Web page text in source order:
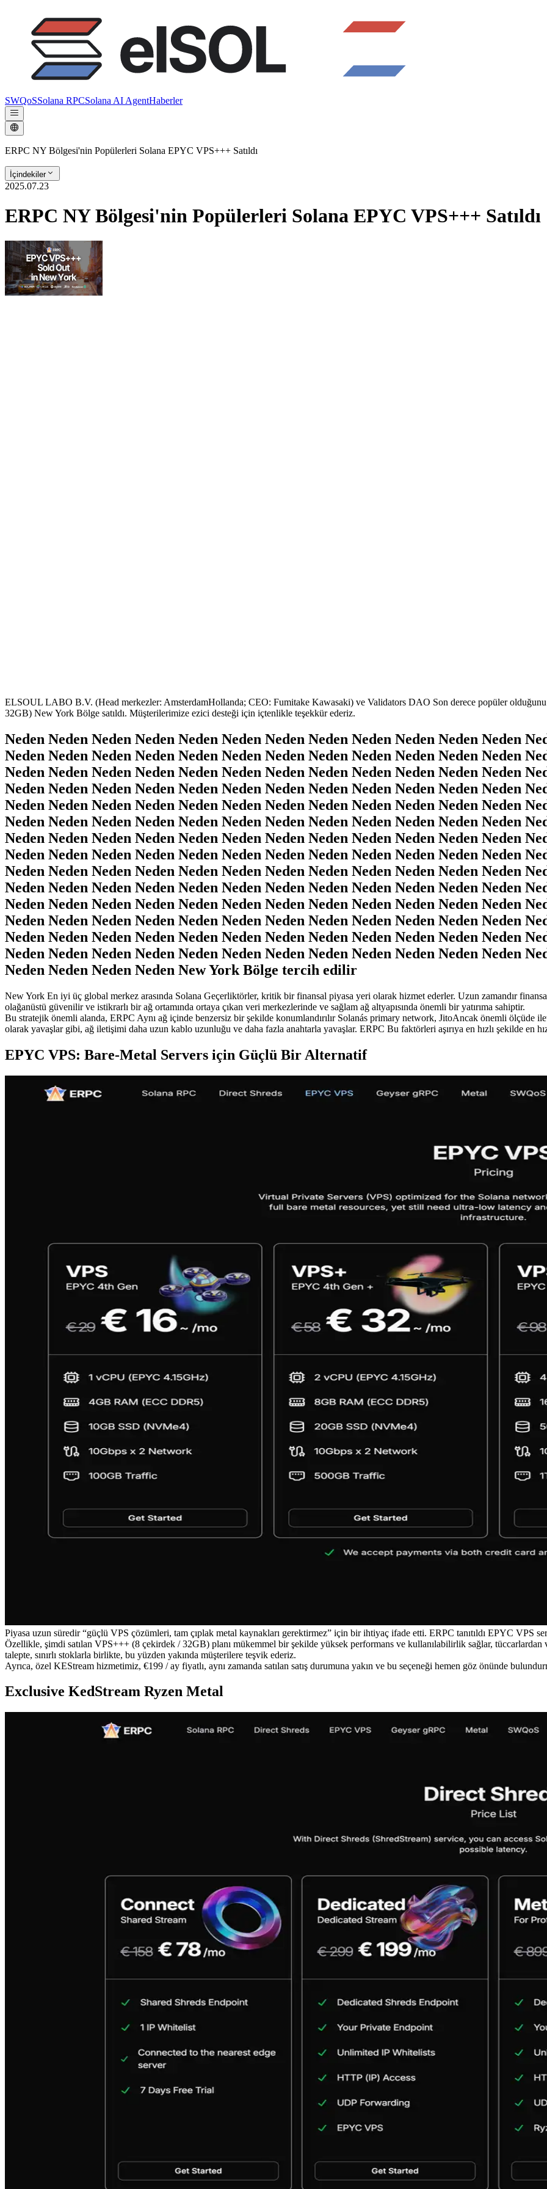
SWQoSSolana RPCSolana AI AgentHaberler
ERPC NY Bölgesi'nin Popülerleri Solana EPYC VPS+++ Satıldı
İçindekiler
2025.07.23
ERPC NY Bölgesi'nin Popülerleri Solana EPYC VPS+++ Satıldı
ELSOUL LABO B.V. (Head merkezler: AmsterdamHollanda; CEO: Fumitake Kawasaki) ve Validators DAO Son derece popüler
32GB) New York Bölge satıldı. Müşterilerimize ezici desteği için içtenlikle teşekkür ederiz.
Neden Neden Neden Neden Neden Neden Neden Neden Neden Neden Neden Neden
Neden Neden Neden Neden Neden Neden Neden Neden Neden Neden Neden Neden
Neden Neden Neden Neden Neden Neden Neden Neden Neden Neden Neden Neden
Neden Neden Neden Neden Neden Neden Neden Neden Neden Neden Neden Neden
Neden Neden Neden Neden Neden Neden Neden Neden Neden Neden Neden Neden
Neden Neden Neden Neden Neden Neden Neden Neden Neden Neden Neden Neden
Neden Neden Neden Neden Neden Neden Neden Neden Neden Neden Neden Neden
Neden Neden Neden Neden Neden Neden Neden Neden Neden Neden Neden Neden
Neden Neden Neden Neden Neden Neden Neden Neden Neden Neden Neden Neden
Neden Neden Neden Neden Neden Neden Neden Neden Neden Neden Neden Neden
Neden Neden Neden Neden Neden Neden Neden Neden Neden Neden Neden Neden
Neden Neden Neden Neden Neden Neden Neden Neden Neden Neden Neden Neden
Neden Neden Neden Neden Neden Neden Neden Neden Neden Neden Neden Neden
Neden Neden Neden Neden Neden Neden Neden Neden Neden Neden Neden Neden
Neden Neden Neden Neden New York Bölge tercih edilir
New York En iyi üç global merkez arasında Solana Geçerliktörler, kritik bir finansal piyasa yeri olarak hizmet ederler. Uzun zamandır
olağanüstü güvenilir ve istikrarlı bir ağ ortamında ortaya çıkan veri merkezlerinde ve sağlam ağ altyapısında önemli bir yatırıma sahiptir.
Bu stratejik önemli alanda, ERPC Aynı ağ içinde benzersiz bir şekilde konumlandırılır Solanás primary network, JitoAncak önemli ölçüde
olarak yavaşlar gibi, ağ iletişimi daha uzun kablo uzunluğu ve daha fazla anahtarla yavaşlar. ERPC Bu faktörleri aşırıya en hızlı şekilde en
EPYC VPS: Bare-Metal Servers için Güçlü Bir Alternatif
Piyasa uzun süredir “güçlü VPS çözümleri, tam çıplak metal kaynakları gerektirmez” için bir ihtiyaç ifade etti. ERPC tanıtıldı EPYC VPS
Özellikle, şimdi satılan VPS+++ (8 çekirdek / 32GB) planı mükemmel bir şekilde yüksek performans ve kullanılabilirlik sağlar, tüccarlardan
talepte, sınırlı stoklarla birlikte, bu yüzden yakında müşterilere teşvik ederiz.
Ayrıca, özel KEStream hizmetimiz, €199 / ay fiyatlı, aynı zamanda satılan satış durumuna yakın ve bu seçeneği hemen göz önünde
Exclusive KedStream Ryzen Metal